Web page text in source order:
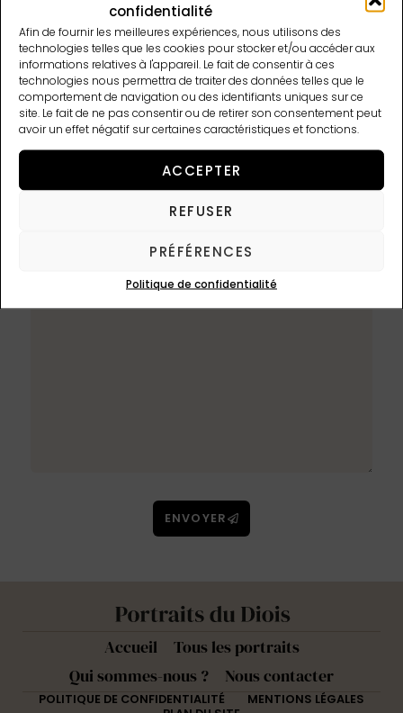
confidentialité
Afin de fournir les meilleures expériences, nous utilisons des
technologies telles que les cookies pour stocker et/ou accéder aux
informations relatives à l'appareil. Le fait de consentir à ces
technologies nous permettra de traiter des données telles que le
comportement de navigation ou des identifiants uniques sur ce
site. Le fait de ne pas consentir ou de retirer son consentement peut
avoir un effet négatif sur certaines caractéristiques et fonctions.
ACCEPTER
REFUSER
PRÉFÉRENCES
Politique de confidentialité
Téléphone
Objet de votre demande
ENVOYER
Accueil
Tous les portraits
Qui sommes-nous ?
Nous contacter
POLITIQUE DE CONFIDENTIALITÉ
MENTIONS LÉGALES